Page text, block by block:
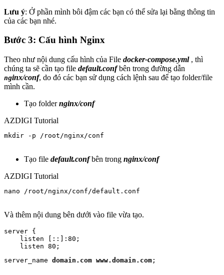
Lưu ý: Ở phần mình bôi đậm các bạn có thể sửa lại bằng thông tin
của các bạn nhé.
Bước 3: Cấu hình Nginx
Theo như nội dung cấu hình của File docker-compose.yml, thì
chúng ta sẽ cần tạo file default.confbên trong đường dẫn
nginx/conf, do đó các bạn sử dụng cách lệnh sau để tạo folder/file
mình cần.
Tạo foldernginx/conf
AZDIGI Tutorial
mkdir -p /root/nginx/conf
Tạo file default.confbên trong nginx/conf
AZDIGI Tutorial
nano /root/nginx/conf/default.conf
Và thêm nội dung bên dưới vào file vừa tạo.
server {
    listen [::]:80;
server_name domain.com www.domain.com ;